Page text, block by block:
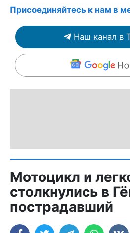
Присоединяйтесь к нам в
Наш канал в
Мотоцикл и
столкнулись в
пострадавший